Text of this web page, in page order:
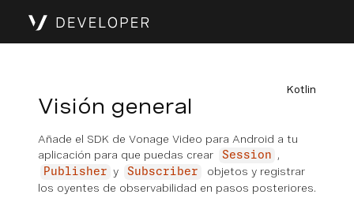
Kotlin
Visión general
Añade el SDK de Vonage Video para Android a tu
aplicación para que puedas crear
Session ,
Publisher y Subscriber
objetos y registrar
los oyentes de observabilidad en pasos posteriores.